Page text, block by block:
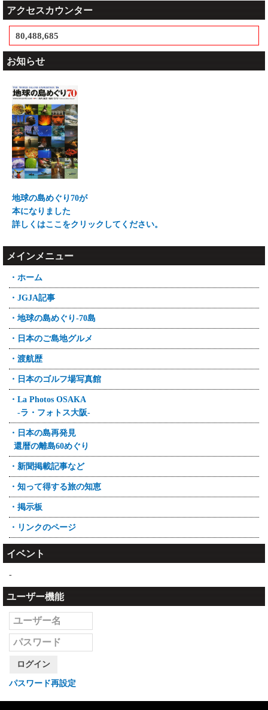
アクセスカウンター
80,488,685
お知らせ
地球の島めぐり70が
本になりました
詳しくはここをクリックしてください。
メインメニュー
・ホーム
・JGJA記事
・地球の島めぐり-70島
・日本のご島地グルメ
・渡航歴
・日本のゴルフ場写真館
・La Photos OSAKA
-ラ・フォトス大阪-
・日本の島再発見
還暦の離島60めぐり
・新聞掲載記事など
・知って得する旅の知恵
・掲示板
・リンクのページ
イベント
-
ユーザー機能
ログイン
パスワード再設定